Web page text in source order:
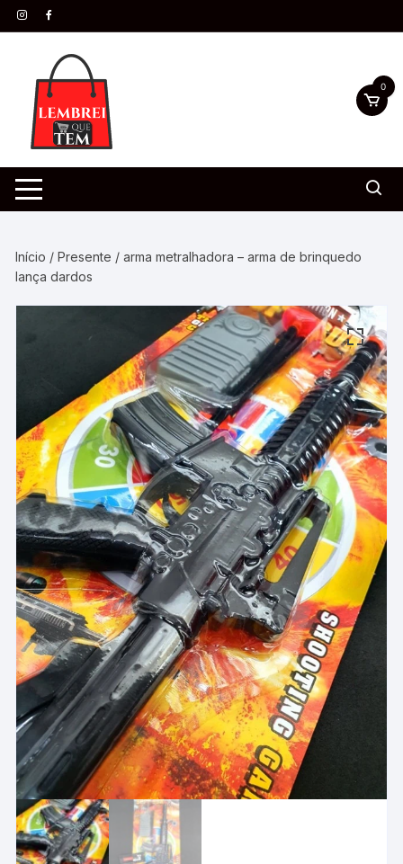
0
Início /Presente / arma metralhadora – arma de brinquedo
lança dardos